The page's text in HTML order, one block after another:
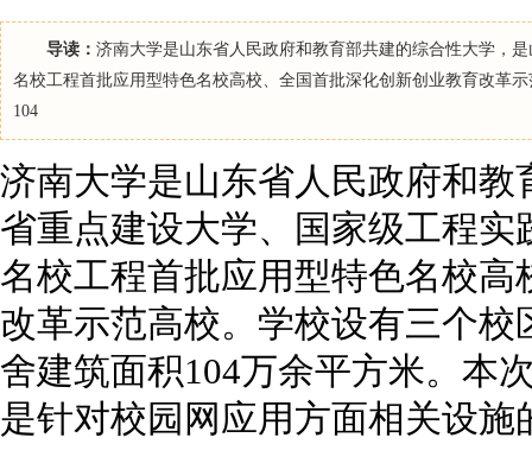
导读： 济南大学是山东省人民政府和教育部共建的综合性大学，
名校工程首批应用型特色名校高校、全国首批深化创新创业教育改革
104
济南大学是山东省人民政府和
省重点建设大学、国家级工程
名校工程首批应用型特色名校
改革示范高校。学校设有三个
舍建筑面积104万余平方米。本
是针对校园网应用方面相关设施